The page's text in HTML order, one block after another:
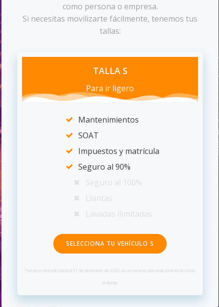
como persona o empresa.
Si necesitas movilizarte fácilmente, tenemos tus
tallas:
TALLA S
Para ir ligero
Mantenimientos
SOAT
Impuestos y matrícula
Seguro al 90%
Seguro al 100%
Llantas
Lavadas ilimitadas
SELECCIONA TU VEHÍCULO S
*servicio ofrecido hasta el 31 de diciembre de 2026, es un servicio adicional cortesía sin costo
al cliente.